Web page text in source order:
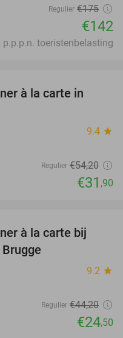
Regulier €175
€142
p.p.p.n. toeristenbelasting
à la carte in
9.4 star
Regulier €54,20
€31 ,90
45%
à la carte bij
9.2 star
Regulier €44,20
€24,50